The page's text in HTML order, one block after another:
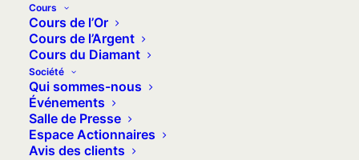
Cours
Cours de l’Or
Cours de l’Argent
Cours du Diamant
Société
Qui sommes-nous
Événements
Salle de Presse
Espace Actionnaires
Avis des clients
l’or. Comprendre ces différents
modèles, ainsi que leurs distinctions,
permet de mieux savoir ce que vous
achetez réellement. Explications.
Disclaimer : cet article a une vocation
pédagogique et ne remplace pas les
conseils d’un professionnel qualifié.